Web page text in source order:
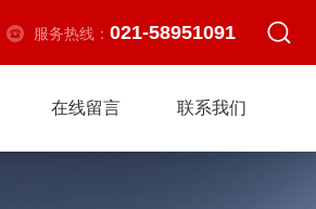
服务热线： 021-58951091
在线留言 联系我们